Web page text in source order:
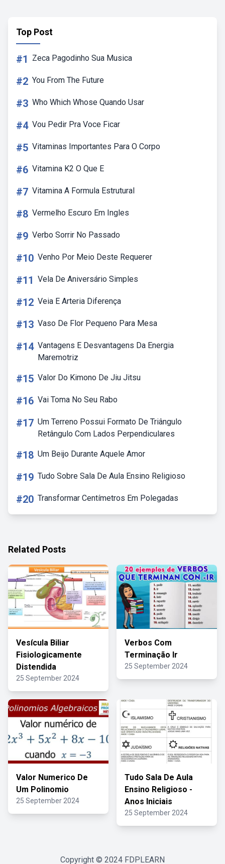
Top Post
#1 Zeca Pagodinho Sua Musica
#2 You From The Future
#3 Who Which Whose Quando Usar
#4 Vou Pedir Pra Voce Ficar
#5 Vitaminas Importantes Para O Corpo
#6 Vitamina K2 O Que E
#7 Vitamina A Formula Estrutural
#8 Vermelho Escuro Em Ingles
#9 Verbo Sorrir No Passado
#10 Venho Por Meio Deste Requerer
#11 Vela De Aniversário Simples
#12 Veia E Arteria Diferença
#13 Vaso De Flor Pequeno Para Mesa
#14 Vantagens E Desvantagens Da Energia
Maremotriz
#15 Valor Do Kimono De Jiu Jitsu
#16 Vai Toma No Seu Rabo
#17 Um Terreno Possui Formato De Triângulo
Retângulo Com Lados Perpendiculares
#18 Um Beijo Durante Aquele Amor
#19 Tudo Sobre Sala De Aula Ensino Religioso
#20 Transformar Centímetros Em Polegadas
Related Posts
Vesícula Biliar
Fisiologicamente
Distendida
25 September 2024
Verbos Com
Terminação Ir
25 September 2024
Valor Numerico De
Um Polinomio
25 September 2024
Tudo Sala De Aula
Ensino Religioso -
Anos Iniciais
25 September 2024
Copyright © 2024 FDPLEARN